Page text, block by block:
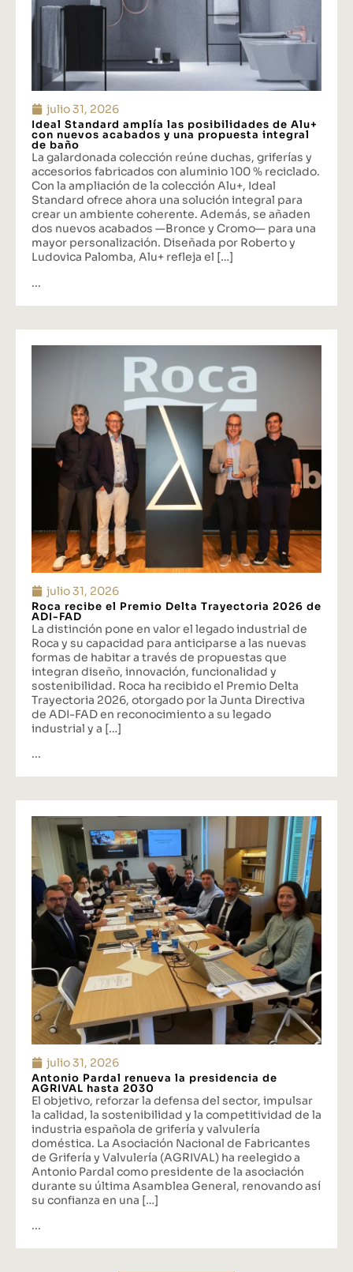
julio 31, 2026
Ideal Standard amplía las posibilidades de Alu+
con nuevos acabados y una propuesta integral
de baño
La galardonada colección reúne duchas, griferías y
accesorios fabricados con aluminio 100 % reciclado.
Con la ampliación de la colección Alu+, Ideal
Standard ofrece ahora una solución integral para
crear un ambiente coherente. Además, se añaden
dos nuevos acabados —Bronce y Cromo— para una
mayor personalización. Diseñada por Roberto y
Ludovica Palomba, Alu+ refleja el […]
...
julio 31, 2026
Roca recibe el Premio Delta Trayectoria 2026 de
ADI-FAD
La distinción pone en valor el legado industrial de
Roca y su capacidad para anticiparse a las nuevas
formas de habitar a través de propuestas que
integran diseño, innovación, funcionalidad y
sostenibilidad. Roca ha recibido el Premio Delta
Trayectoria 2026, otorgado por la Junta Directiva
de ADI-FAD en reconocimiento a su legado
industrial y a […]
...
julio 31, 2026
Antonio Pardal renueva la presidencia de
AGRIVAL hasta 2030
El objetivo, reforzar la defensa del sector, impulsar
la calidad, la sostenibilidad y la competitividad de la
industria española de grifería y valvulería
doméstica. La Asociación Nacional de Fabricantes
de Grifería y Valvulería (AGRIVAL) ha reelegido a
Antonio Pardal como presidente de la asociación
durante su última Asamblea General, renovando así
su confianza en una […]
...